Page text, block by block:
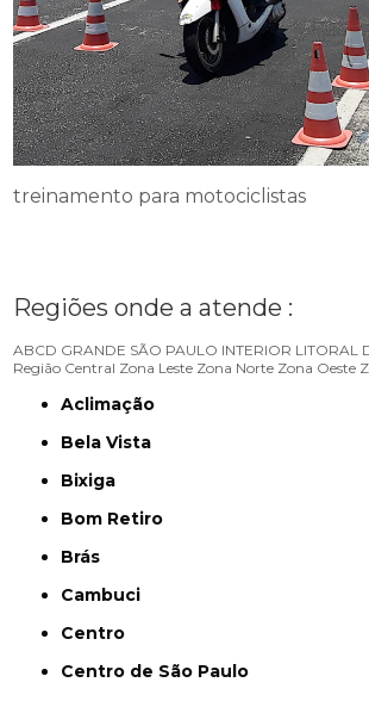
treinamento para motociclistas
Regiões onde a atende :
ABCD GRANDE SÃO PAULO INTERIOR LITORAL
Região Central Zona Leste Zona Norte Zona Oeste
Aclimação
Bela Vista
Bixiga
Bom Retiro
Brás
Cambuci
Centro
Centro de São Paulo